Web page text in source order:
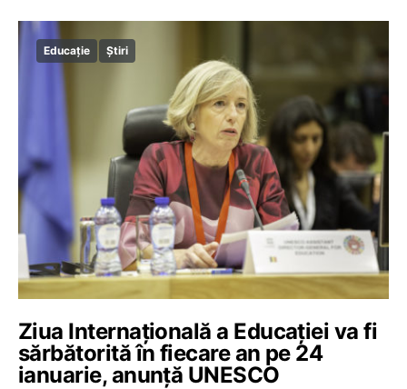
Educație Știri
Ziua Internațională a Educației va fi
sărbătorită în fiecare an pe 24
ianuarie, anunță UNESCO